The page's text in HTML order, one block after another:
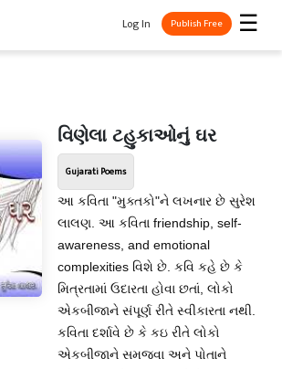
☰
Log In Publish Free
વિણેલા ટહુકાઓનું ઘર
Gujarati Poems
આ કવિતા "મુક્તકો"ને લખનાર છે સુરેશ
લાલણ. આ કવિતા friendship, self-
awareness, and emotional
complexities વિશે છે. કવિ કહે છે કે
મિત્રતામાં ઉદારતા હોવા છતાં, લોકો
એકબીજાને સંપૂર્ણ રીતે સ્વીકારતા નથી.
કવિતા દર્શાવે છે કે કઇ રીતે લોકો
એકબીજાને સમજવા અને પોતાને